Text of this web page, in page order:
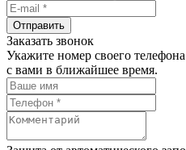
Отправить
Заказать звонок
Укажите номер своего
с вами в ближайшее время.